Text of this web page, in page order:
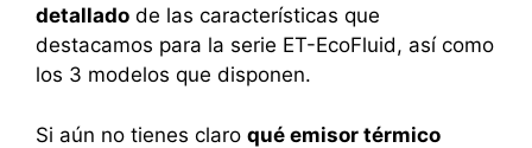
detallado de las características que
destacamos para la serie ET-EcoFluid, así como
los 3 modelos que disponen.
Si aún no tienes claro qué emisor térmico